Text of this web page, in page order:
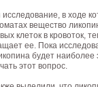
в ходе
вещество
клеток в кровоток,
ее. Пока
будет
этот вопрос.